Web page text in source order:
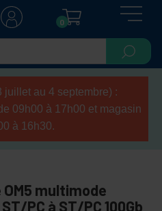
0
juillet au 4 septembre) :
09h00 à 17h00 et magasin
à 16h30.
multimode
PC à ST/PC 100Gb